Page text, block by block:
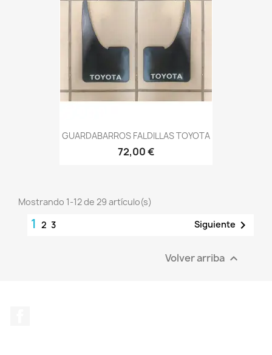
GUARDABARROS FALDILLAS TOYOTA
72,00 €
Mostrando 1-12 de 29 artículo(s)
1 2 3 Siguiente 
Volver arriba 